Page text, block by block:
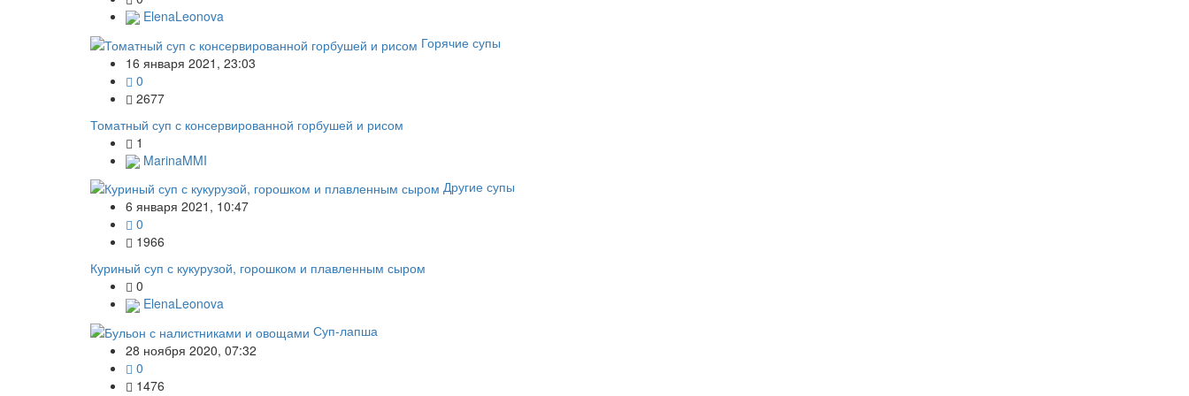
ElenaLeonova
Горячие супы
16 января 2021, 23:03
0
2677
Томатный суп с консервированной горбушей и рисом
1
MarinaMMI
Другие супы
6 января 2021, 10:47
0
1966
Куриный суп с кукурузой, горошком и плавленным сыром
0
ElenaLeonova
Суп-лапша
28 ноября 2020, 07:32
0
1476